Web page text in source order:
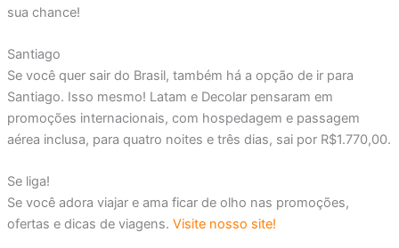
sua chance!
Santiago
Se você quer sair do Brasil, também há a opção de ir para
Santiago. Isso mesmo! Latam e Decolar pensaram em
promoções internacionais, com hospedagem e passagem
aérea inclusa, para quatro noites e três dias, sai por R$1.770,00.
Se liga!
Se você adora viajar e ama ficar de olho nas promoções,
ofertas e dicas de viagens. Visite nosso site!